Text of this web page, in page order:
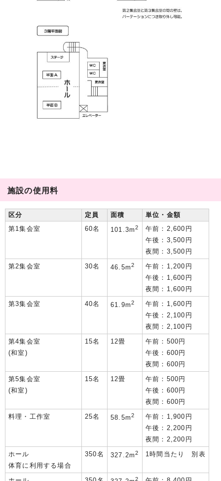
施設の使用料
区分 定員 面積
単位・金額
第1集会室
60名 101.3m2
午前：2,600円
午後：3,500円
夜間：3,500円
第2集会室
30名 46.5m2
午前：1,200円
午後：1,600円
夜間：1,600円
第3集会室
40名 61.9m2
午前：1,600円
午後：2,100円
夜間：2,100円
第4集会室
(和室)
15名 12畳
午前：500円
午後：600円
夜間：600円
第5集会室
(和室)
15名 12畳
午前：500円
午後：600円
夜間：600円
料理・工作室
25名 58.5m2
午前：1,900円
午後：2,200円
夜間：2,200円
ホール
体育に利用する場合
350名 327.2m2 1時間当たり 別表
2